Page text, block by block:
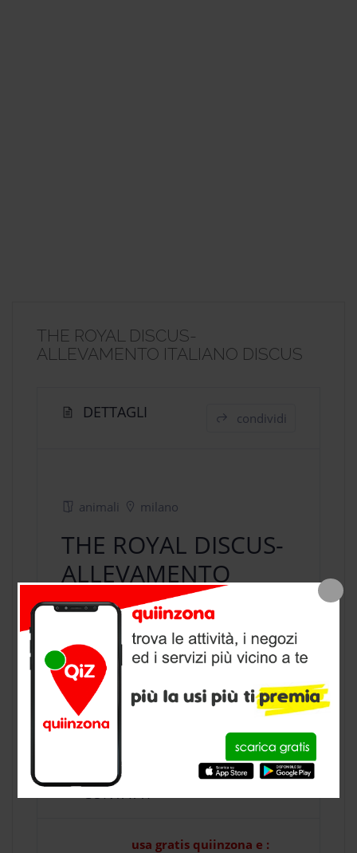
THE ROYAL DISCUS-
ALLEVAMENTO ITALIANO DISCUS
DETTAGLI condividi
animali milano
THE ROYAL DISCUS-
ALLEVAMENTO
ITALIANO DISCUS
negozio animalia Milano, provincia
di Milano
CONTATTI
usa gratis quiinzona e :